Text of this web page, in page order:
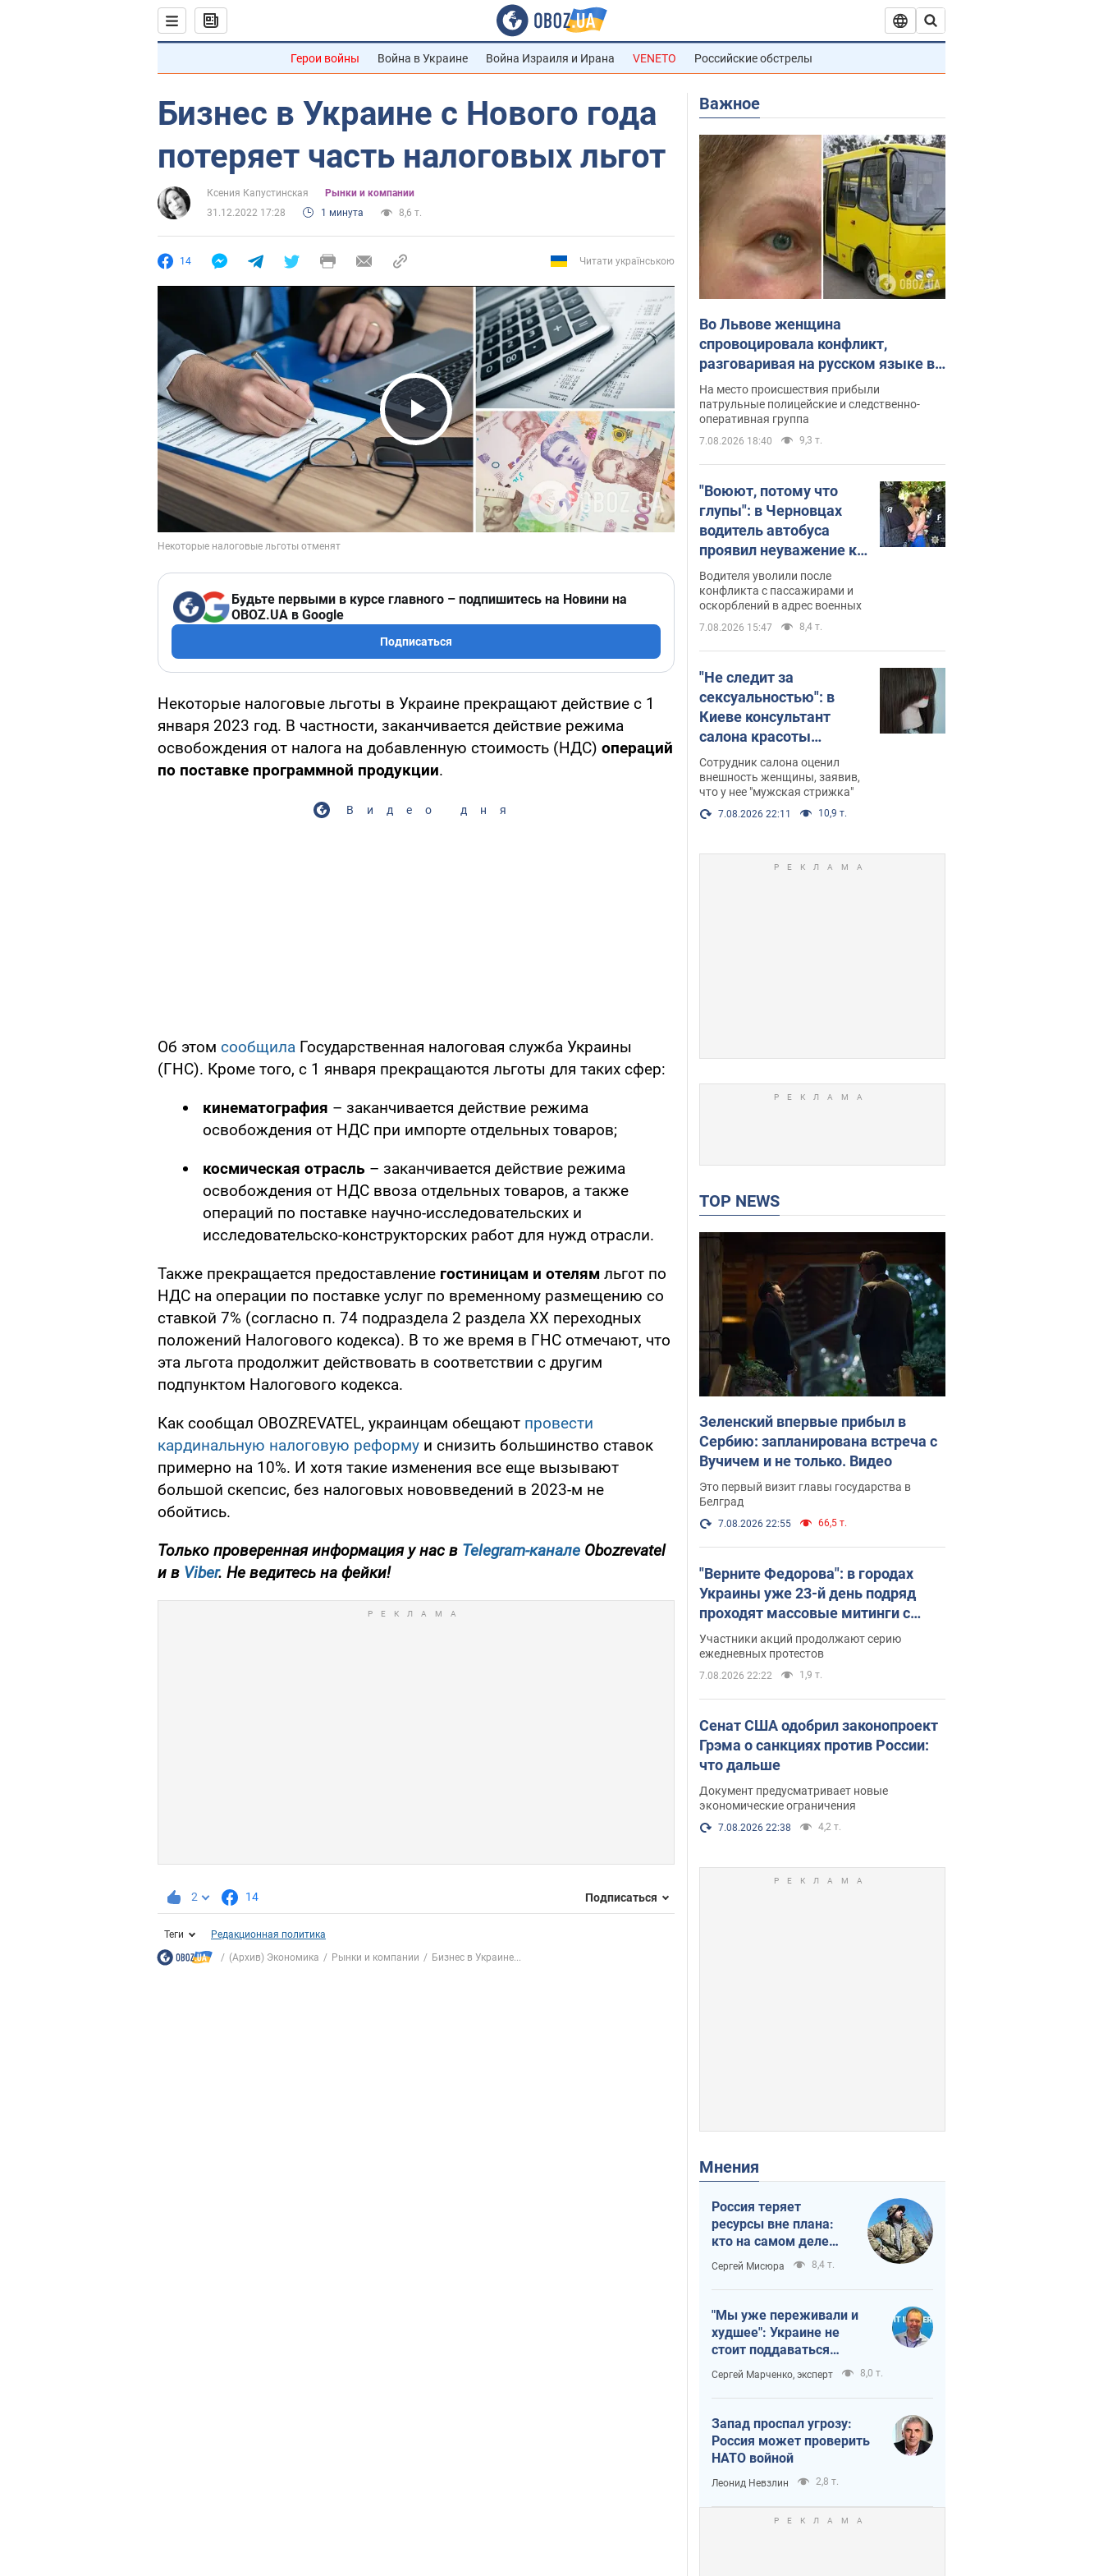
Герои войны Война в Украине Война Израиля и Ирана VENETO Российские обстрелы
Бизнес в Украине с Нового года
потеряет часть налоговых льгот
Ксения Капустинская
Рынки и компании
31.12.2022 17:28
1 минута 8,6 т.
14 Читати українською
Play Video
Будьте первыми в курсе главного – подпишитесь на Новини на
OBOZ.UA в Google
Подписаться
Некоторые налоговые льготы в Украине прекращают действие с 1
января 2023 год. В частности, заканчивается действие режима
освобождения от налога на добавленную стоимость (НДС) операций
по поставке программной продукции.
Видео дня
Об этом сообщила Государственная налоговая служба Украины
(ГНС). Кроме того, с 1 января прекращаются льготы для таких сфер:
кинематография – заканчивается действие режима
освобождения от НДС при импорте отдельных товаров;
космическая отрасль – заканчивается действие режима
освобождения от НДС ввоза отдельных товаров, а также
операций по поставке научно-исследовательских и
исследовательско-конструкторских работ для нужд отрасли.
Также прекращается предоставление гостиницам и отелям льгот по
НДС на операции по поставке услуг по временному размещению со
ставкой 7% (согласно п. 74 подраздела 2 раздела ХХ переходных
положений Налогового кодекса). В то же время в ГНС отмечают, что
эта льгота продолжит действовать в соответствии с другим
подпунктом Налогового кодекса.
Как сообщал OBOZREVATEL, украинцам обещают провести
кардинальную налоговую реформу и снизить большинство ставок
примерно на 10%. И хотя такие изменения все еще вызывают
большой скепсис, без налоговых нововведений в 2023-м не
обойтись.
Только проверенная информация у нас в Telegram-канале Obozrevatel
и в Viber. Не ведитесь на фейки!
2 14 Подписаться
Теги
Редакционная политика
(Архив) Экономика
Рынки и компании Бизнес в Украине...
Важное
Во Львове женщина
спровоцировала конфликт,
разговаривая на русском языке в
маршрутке: полиция составила
административный протокол.
Видео
На место происшествия прибыли
патрульные полицейские и следственно-
оперативная группа
7.08.2026 18:40 9,3 т.
"Воюют, потому что
глупы": в Черновцах
водитель автобуса
проявил неуважение к
украинским военным и
поплатился за это.
Видео
Водителя уволили после
конфликта с пассажирами и
оскорблений в адрес военных
7.08.2026 15:47 8,4 т.
"Не следит за
сексуальностью": в
Киеве консультант
салона красоты
оскорбил женщину
после химиотерапии,
разгорелся скандал.
Фото
Сотрудник салона оценил
внешность женщины, заявив,
что у нее "мужская стрижка"
7.08.2026 22:11 10,9 т.
TOP NEWS
Зеленский впервые прибыл в
Сербию: запланирована встреча с
Вучичем и не только. Видео
Это первый визит главы государства в
Белград
7.08.2026 22:55 66,5 т.
"Верните Федорова": в городах
Украины уже 23-й день подряд
проходят массовые митинги с
плакатами. Фото и видео
Участники акций продолжают серию
ежедневных протестов
7.08.2026 22:22 1,9 т.
Сенат США одобрил законопроект
Грэма о санкциях против России:
что дальше
Документ предусматривает новые
экономические ограничения
7.08.2026 22:38 4,2 т.
Мнения
Россия теряет
ресурсы вне плана:
кто на самом деле
диктует темп войны
Сергей Мисюра 8,4 т.
"Мы уже переживали и
худшее": Украине не
стоит поддаваться
отчаянию из-за
ракетного террора
Сергей Марченко, эксперт 8,0 т.
Запад проспал угрозу:
Россия может проверить
НАТО войной
Леонид Невзлин 2,8 т.